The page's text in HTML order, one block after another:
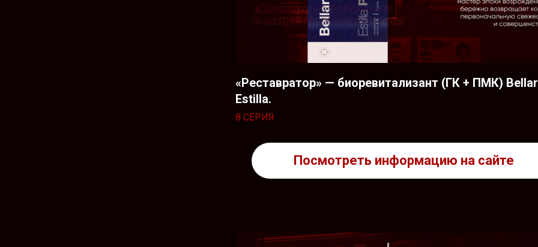
«Реставратор» — биоревитализант (ГК + ПМК)
Estilla.
8 СЕРИЯ
Посмотреть информацию на сайте